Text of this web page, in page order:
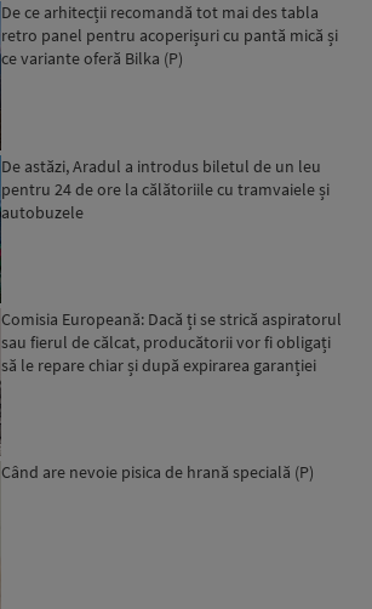
De ce arhitecții recomandă tot mai des tabla
retro panel pentru acoperișuri cu pantă mică și
ce variante oferă Bilka (P)
De astăzi, Aradul a introdus biletul de un leu
pentru 24 de ore la călătoriile cu tramvaiele și
autobuzele
Comisia Europeană: Dacă ți se strică aspiratorul
sau fierul de călcat, producătorii vor fi obligați
să le repare chiar și după expirarea garanției
Când are nevoie pisica de hrană specială (P)